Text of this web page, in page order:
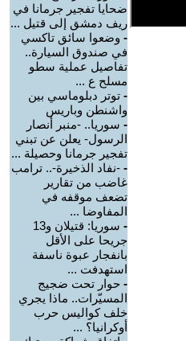
ضحايا تفجير جرمانا في
ريف دمشق إلى قتيل ...
- وضعوا سائق تاكسي
في صندوق السيارة..
تفاصيل عملية سطو
مسلح ع ...
- توتر دبلوماسي بين
واشنطن وباريس
- سوريا.. -منبر أنصار
الرسول- يعلن عن تبني
تفجير جرمانا وحصيلة ...
- -نفاد الذخيرة-.. ترامب
غاضب من تقارير
تضعف موقفه في
المفاوضا ...
-
سوريا: قتيلان و13
جريحا على الأقل
بانفجار عبوة ناسفة
استهدفت ...
- حوار تحت ضجيج
المسيّرات.. ماذا يجري
خلف كواليس حرب
أوكرانيا؟ ...